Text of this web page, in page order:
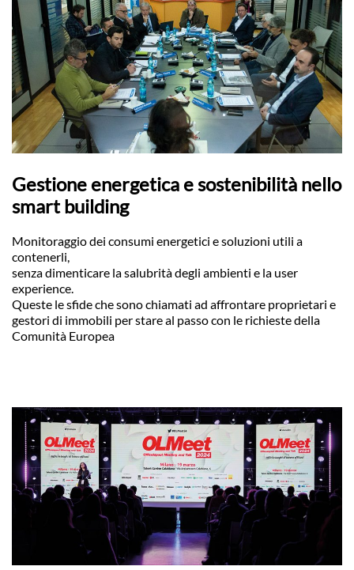
Gestione energetica e sostenibilità nello
smart building
Monitoraggio dei consumi energetici e soluzioni utili a
contenerli,
senza dimenticare la salubrità degli ambienti e la user
experience.
Queste le sfide che sono chiamati ad affrontare proprietari e
gestori di immobili per stare al passo con le richieste della
Comunità Europea